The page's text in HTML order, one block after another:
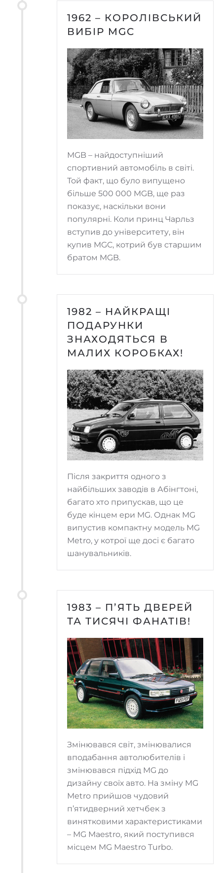
1962 – КОРОЛІВСЬКИЙ
ВИБІР MGC
MGB – найдоступніший
спортивний автомобіль в світі.
Той факт, що було випущено
більше 500 000 MGB, ще раз
показує, наскільки вони
популярні. Коли принц Чарльз
вступив до університету, він
купив MGC, котрий був старшим
братом MGB.
1982 – НАЙКРАЩІ
ПОДАРУНКИ
ЗНАХОДЯТЬСЯ В
МАЛИХ КОРОБКАХ!
Після закриття одного з
найбільших заводів в Абінгтоні,
багато хто припускав, що це
буде кінцем ери MG. Однак MG
випустив компактну модель MG
Metro, у котрої ще досі є багато
шанувальників.
1983 – П’ЯТЬ ДВЕРЕЙ
ТА ТИСЯЧІ ФАНАТІВ!
Змінювався світ, змінювалися
вподабання автолюбителів і
змінювався підхід MG до
дизайну своїх авто. На зміну MG
Metro прийшов чудовий
п’ятидверний хетчбек з
винятковими характеристиками
– MG Maestro, який поступився
місцем MG Maestro Turbo.